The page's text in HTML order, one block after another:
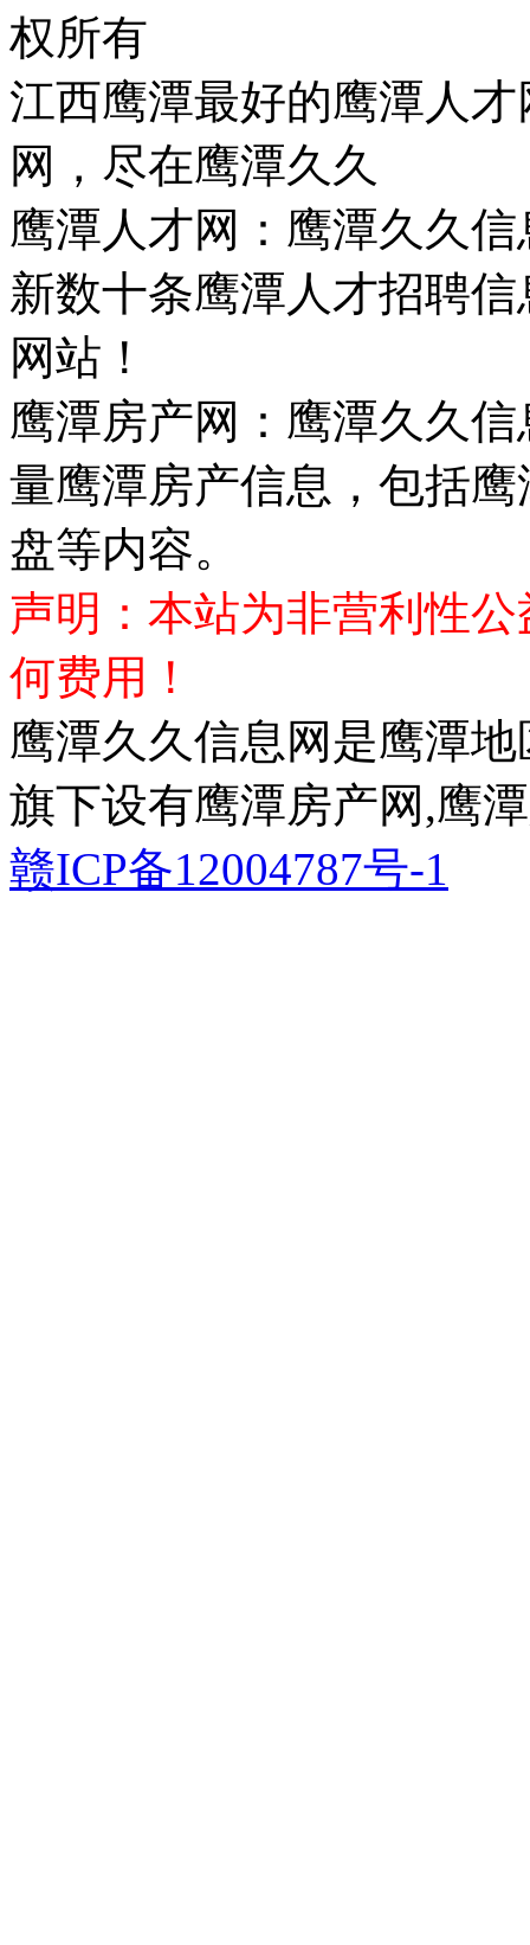
权所有
江西鹰潭最好的鹰潭人
网，尽在鹰潭久久
鹰潭人才网：鹰潭久久
新数十条鹰潭人才招聘
网站！
鹰潭房产网：鹰潭久久
量鹰潭房产信息，包括
盘等内容。
声明：本站为非营利性
何费用！
鹰潭久久信息网是鹰潭
旗下设有鹰潭房产网,鹰
赣ICP备12004787号-1